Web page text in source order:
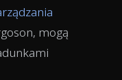
mogą